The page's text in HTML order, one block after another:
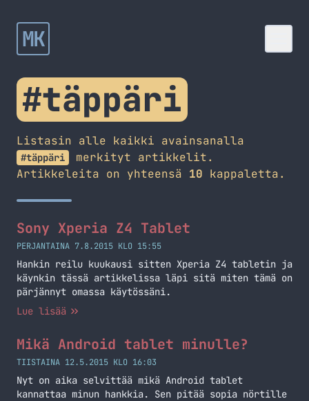
MK
#täppäri
Listasin alle kaikki avainsanalla
#täppäri
merkityt artikkelit.
Artikkeleita on yhteensä 10 kappaletta.
Sony Xperia Z4 Tablet
PERJANTAINA 7.8.2015 KLO 15:55
Hankin reilu kuukausi sitten Xperia Z4 tabletin ja
käynkin tässä artikkelissa läpi sitä miten tämä on
pärjännyt omassa käytössäni.
Lue lisää
Mikä Android tablet minulle?
TIISTAINA 12.5.2015 KLO 16:03
Nyt on aika selvittää mikä Android tablet
kannattaa minun hankkia. Sen pitää sopia nörtille